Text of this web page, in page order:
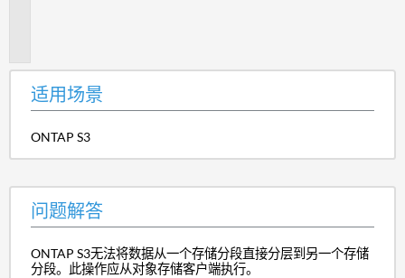
适用场景
ONTAP S3
问题解答
ONTAP S3无法将数据从一个存储分段直接分层到另一个存储
分段。此操作应从对象存储客户端执行。